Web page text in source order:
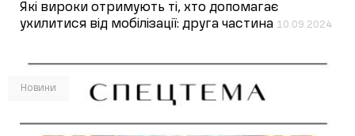
Які вироки отримують ті, хто допомагає
ухилитися від мобілізації: друга частина 10.09.2024
Новини